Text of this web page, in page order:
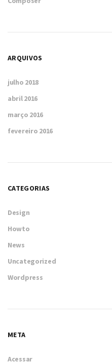
ARQUIVOS
julho 2018
abril 2016
março 2016
fevereiro 2016
CATEGORIAS
Design
Howto
News
Uncategorized
Wordpress
META
Acessar